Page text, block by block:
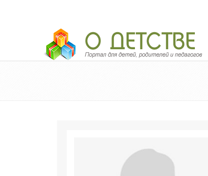
Педагогический портал «О детстве»